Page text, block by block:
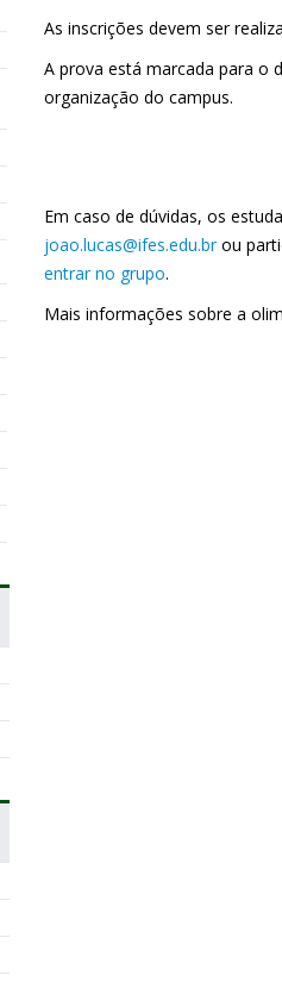
As inscrições devem ser
A prova está marcada para o
organização do campus.
Em caso de dúvidas, os
joao.lucas@ifes.edu.brou
entrar no grupo.
Mais informações sobre a